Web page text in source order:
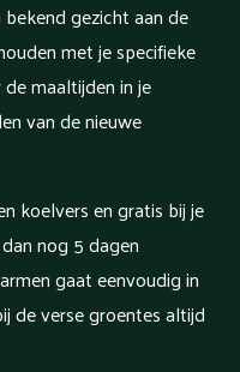
gezicht aan de
met je specifieke
maaltijden in je
van de nieuwe
koelvers en gratis bij je
nog 5 dagen
gaat eenvoudig in
de verse groentes altijd